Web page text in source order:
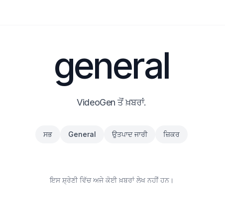
general
VideoGen ਤੋਂ ਖ਼ਬਰਾਂ.
ਸਭ General ਉਤਪਾਦ ਜਾਰੀ ਜ਼ਿਕਰ
ਇਸ ਸ਼੍ਰੇਣੀ ਵਿੱਚ ਅਜੇ ਕੋਈ ਖ਼ਬਰਾਂ ਲੇਖ ਨਹੀਂ ਹਨ।